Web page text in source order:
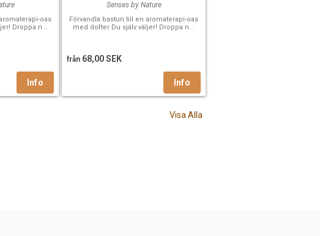
oas
Droppa n...
Senses by Nature
Förvandla bastun till en aromaterapi-oas
med dofter Du själv väljer! Droppa n...
från 68,00 SEK
Visa Alla